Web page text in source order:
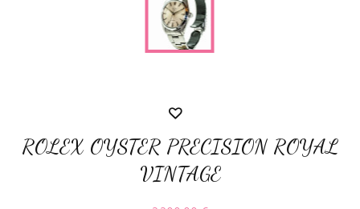
ROLEX OYSTER PRECISION ROYAL
VINTAGE